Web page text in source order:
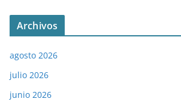
Archivos
agosto 2026
julio 2026
junio 2026